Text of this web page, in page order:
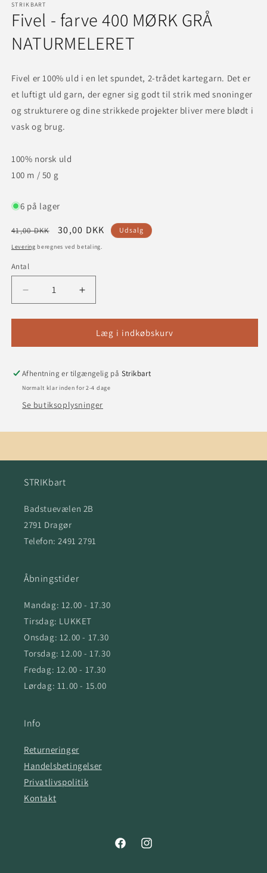
1
i
modus
STRIKBART
Fivel - farve 400 MØRK GRÅ
NATURMELERET
Fivel er 100% uld i en let spundet, 2-trådet kartegarn. Det er
et luftigt uld garn, der egner sig godt til strik med snoninger
og strukturere og dine strikkede projekter bliver mere blødt i
vask og brug.
100% norsk uld
100 m / 50 g
6 på lager
Normalpris
41,00 DKK Udsalgspris
30,00 DKK Udsalg
Levering beregnes ved betaling.
Antal
Reducer
antallet
for
-
400
MØRK
NATURMELERET
Øg
antallet
for
Fivel
-
400
MØRK
NATURMELERET
Læg i indkøbskurv
Afhentning er tilgængelig på Strikbart
Normalt klar inden for 2-4 dage
Se butiksoplysninger
STRIKbart
Badstuevælen 2B
2791 Dragør
Telefon: 2491 2791
Åbningstider
Mandag: 12.00 - 17.30
Tirsdag: LUKKET
Onsdag: 12.00 - 17.30
Torsdag: 12.00 - 17.30
Fredag: 12.00 - 17.30
Lørdag: 11.00 - 15.00
Info
Returneringer
Handelsbetingelser
Privatlivspolitik
Kontakt
FacebookInstagram